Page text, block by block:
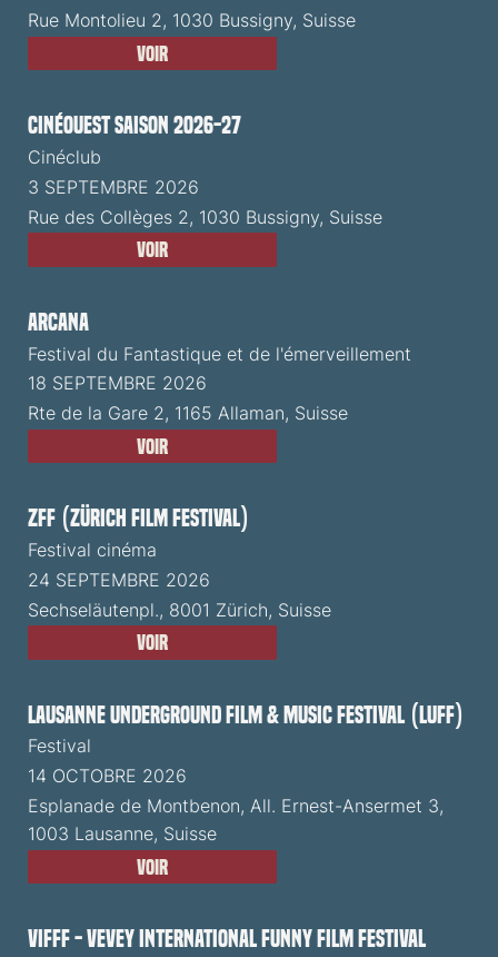
Rue Montolieu 2, 1030 Bussigny, Suisse
Voir
CinéOuest Saison 2026-27
Cinéclub
3 SEPTEMBRE 2026
Rue des Collèges 2, 1030 Bussigny, Suisse
Voir
ARCANA
Festival du Fantastique et de l'émerveillement
18 SEPTEMBRE 2026
Rte de la Gare 2, 1165 Allaman, Suisse
Voir
ZFF (Zürich Film Festival)
Festival cinéma
24 SEPTEMBRE 2026
Sechseläutenpl., 8001 Zürich, Suisse
Voir
Lausanne Underground Film & Music Festival (LUFF)
Festival
14 OCTOBRE 2026
Esplanade de Montbenon, All. Ernest-Ansermet 3,
1003 Lausanne, Suisse
Voir
VIFFF - Vevey International Funny Film Festival